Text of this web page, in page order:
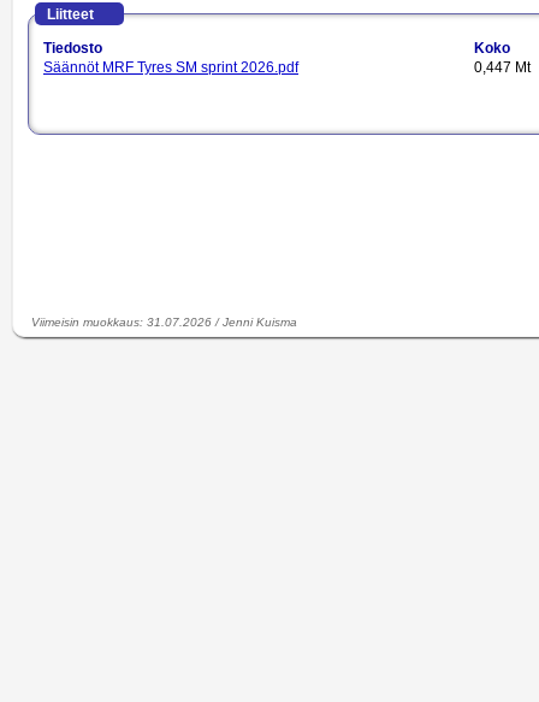
Liitteet
Tiedosto
Koko
Säännöt MRF Tyres SM sprint 2026.pdf
0,447 Mt
Viimeisin muokkaus: 31.07.2026 /Jenni Kuisma